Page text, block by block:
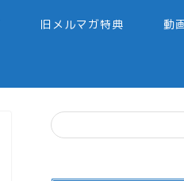
旧メルマガ特典 動